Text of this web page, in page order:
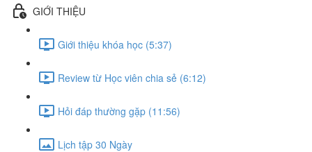
GIỚI THIỆU
Giới thiệu khóa học (5:37)
Review từ Học viên chia sẻ (6:12)
Hỏi đáp thường gặp (11:56)
Lịch tập 30 Ngày